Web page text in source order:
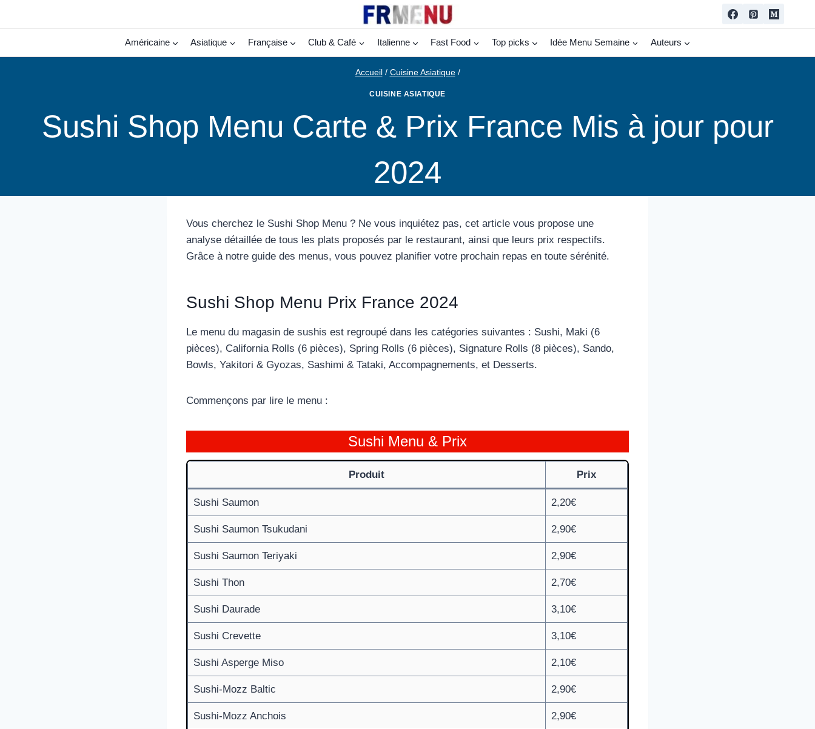
Américaine Asiatique Française Club & Café Italienne Fast Food Top picks Idée Menu Semaine Auteurs
Accueil / Cuisine Asiatique /
CUISINE ASIATIQUE
Sushi Shop Menu Carte & Prix France Mis à jour pour
2024
Vous cherchez le Sushi Shop Menu ? Ne vous inquiétez pas, cet article vous propose une
analyse détaillée de tous les plats proposés par le restaurant, ainsi que leurs prix respectifs.
Grâce à notre guide des menus, vous pouvez planifier votre prochain repas en toute sérénité.
Sushi Shop Menu Prix France 2024
Le menu du magasin de sushis est regroupé dans les catégories suivantes : Sushi, Maki (6
pièces), California Rolls (6 pièces), Spring Rolls (6 pièces), Signature Rolls (8 pièces), Sando,
Bowls, Yakitori & Gyozas, Sashimi & Tataki, Accompagnements, et Desserts.
Commençons par lire le menu :
Sushi Menu & Prix
Produit Prix
Sushi Saumon 2,20€
Sushi Saumon Tsukudani 2,90€
Sushi Saumon Teriyaki 2,90€
Sushi Thon 2,70€
Sushi Daurade 3,10€
Sushi Crevette 3,10€
Sushi Asperge Miso 2,10€
Sushi-Mozz Baltic 2,90€
Sushi-Mozz Anchois 2,90€